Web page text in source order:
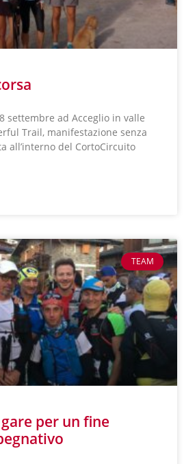
settembre ad Acceglio in valle
Trail, manifestazione senza
all’interno del CortoCircuito
TEAM
per un fine